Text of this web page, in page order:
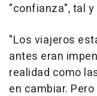
"confianza", tal
"Los viajeros
antes eran
realidad como
en cambiar.